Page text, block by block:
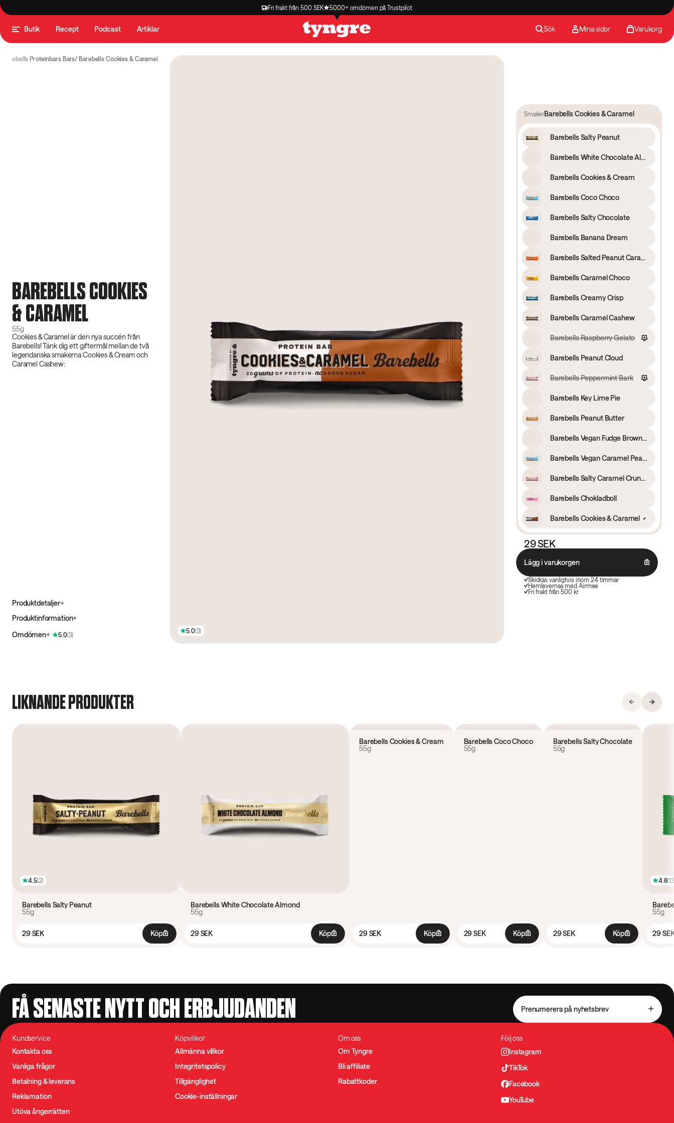
Fri frakt från 500 SEK 5000+ omdömen på Trustpilot
Butik Recept Podcast Artiklar Sök Mina sidor Varukorg
Barebells Proteinbars Bars Barebells Cookies & Caramel
BAREBELLS COOKIES
& CARAMEL
55g
Cookies & Caramel är den nya succén från
Barebells! Tänk dig ett giftermål mellan de två
legendariska smakerna Cookies & Cream och
Caramel Cashew:
Produktdetaljer
Produktinformation
Omdömen
5.0(3)
5.0(3)
SmakerBarebells Cookies & Caramel
Barebells Salty Peanut
Barebells White Chocolate Almond
Barebells Cookies & Cream
Barebells Coco Choco
Barebells Salty Chocolate
Barebells Banana Dream
Barebells Salted Peanut Caramel
Barebells Caramel Choco
Barebells Creamy Crisp
Barebells Caramel Cashew
Barebells Raspberry Gelato
Barebells Peanut Cloud
Barebells Peppermint Bark
Barebells Key Lime Pie
Barebells Peanut Butter
Barebells Vegan Fudge Brownie
Barebells Vegan Caramel Peanut
Barebells Salty Caramel Crunch
Barebells Chokladboll
Barebells Cookies & Caramel
29 SEK
Lägg i varukorgen
Skickas vanligtvis inom 24 timmar
Hemlevernas med Airmee
Fri frakt från 500 kr
LIKNANDE PRODUKTER
4.5(2)
Barebells Salty Peanut
55g
29 SEK Köp
Barebells White Chocolate Almond
55g
29 SEK Köp
Barebells Cookies & Cream
55g
29 SEK Köp
Barebells Coco Choco
55g
29 SEK Köp
Barebells Salty Chocolate
55g
29 SEK Köp
4.8(12
55g
29
FÅ SENASTE NYTT OCH ERBJUDANDEN Prenumerera på nyhetsbrev
Kundservice
Kontakta oss
Vanliga frågor
Betalning & leverans
Reklamation
Utöva ångerrätten
Köpvillkor
Allmänna villkor
Integritetspolicy
Tillgänglighet
Cookie-inställningar
Om oss
Om Tyngre
Bli affiliate
Rabattkoder
Följ oss
Instagram
TikTok
Facebook
YouTube